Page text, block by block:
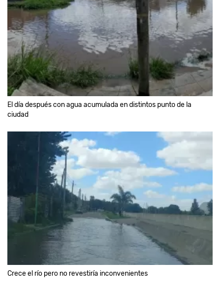
El día después con agua acumulada en distintos punto de la
ciudad
Crece el río pero no revestiría inconvenientes